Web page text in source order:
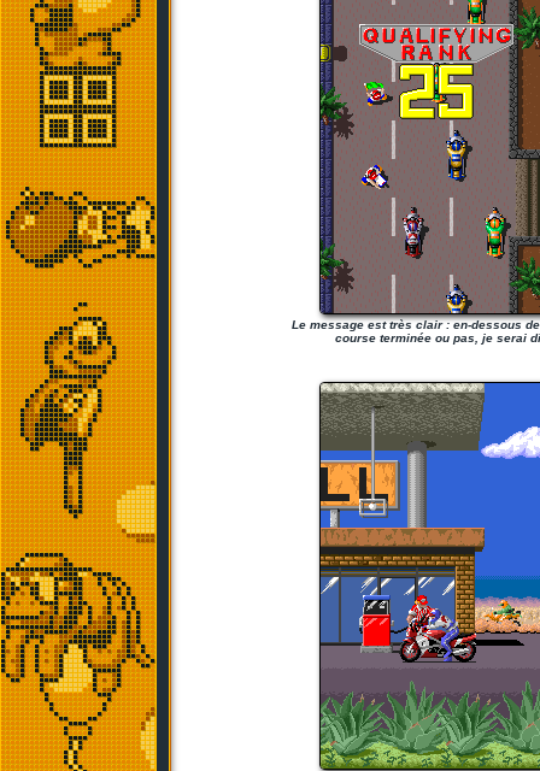
Le message est très clair : en-dessous
course terminée ou pas, je serai